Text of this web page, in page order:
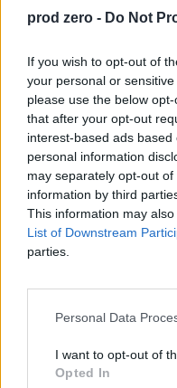
prod zero - Do Not
If you wish to opt-out of
your personal or
please use the below
that after your opt-out
interest-based ads
personal information
may separately opt-out
information by third
This information may
List of Downstream
parties.
Personal Data
I want to opt-out of
Opted In
21 min
Amerykańskie
wywiadu. Putin